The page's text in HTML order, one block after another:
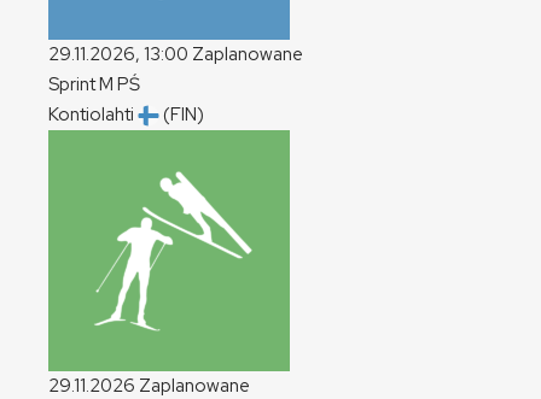
29.11.2026, 13:00 Zaplanowane
SprintM PŚ
Kontiolahti
(FIN)
29.11.2026 Zaplanowane